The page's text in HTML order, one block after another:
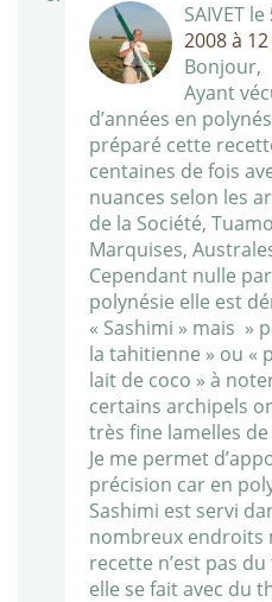
SAIVET le
2008 à
Bonjour,
Ayant
d’années en
préparé cette
centaines de fois
nuances selon les
de la Société,
Marquises,
Cependant nulle
polynésie elle est
« Sashimi » mais »
la tahitienne » ou «
lait de coco » à
certains archipels
très fine lamelles
Je me permet
précision car en
Sashimi est servi
nombreux endroits
recette n’est pas
elle se fait avec du